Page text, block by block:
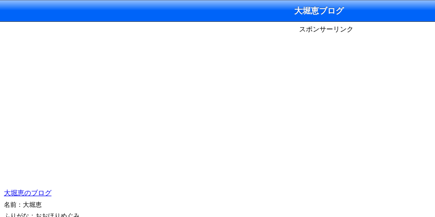
大堀恵ブログ
スポンサーリンク
大堀恵のブログ
名前：大堀恵